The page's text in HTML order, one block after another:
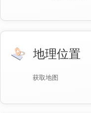
地理位置
获取地图